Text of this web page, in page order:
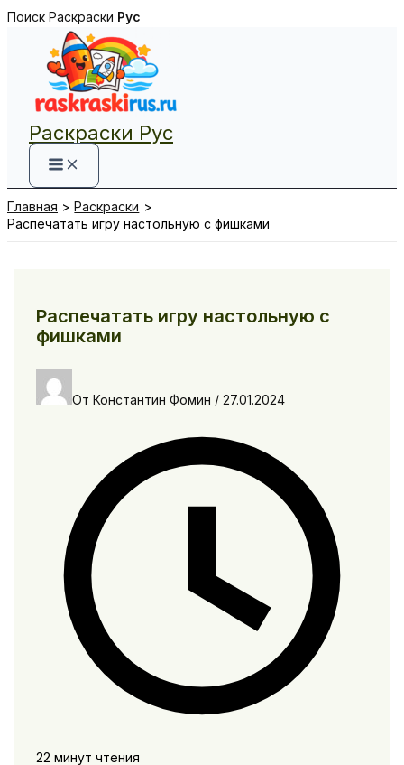
Перейти
содержимому
Поиск Раскраски Рус
Раскраски Рус
Главная
Раскраски
Распечатать игру настольную с фишками
Распечатать игру настольную с
фишками
От Константин Фомин / 27.01.2024
22 минут чтения